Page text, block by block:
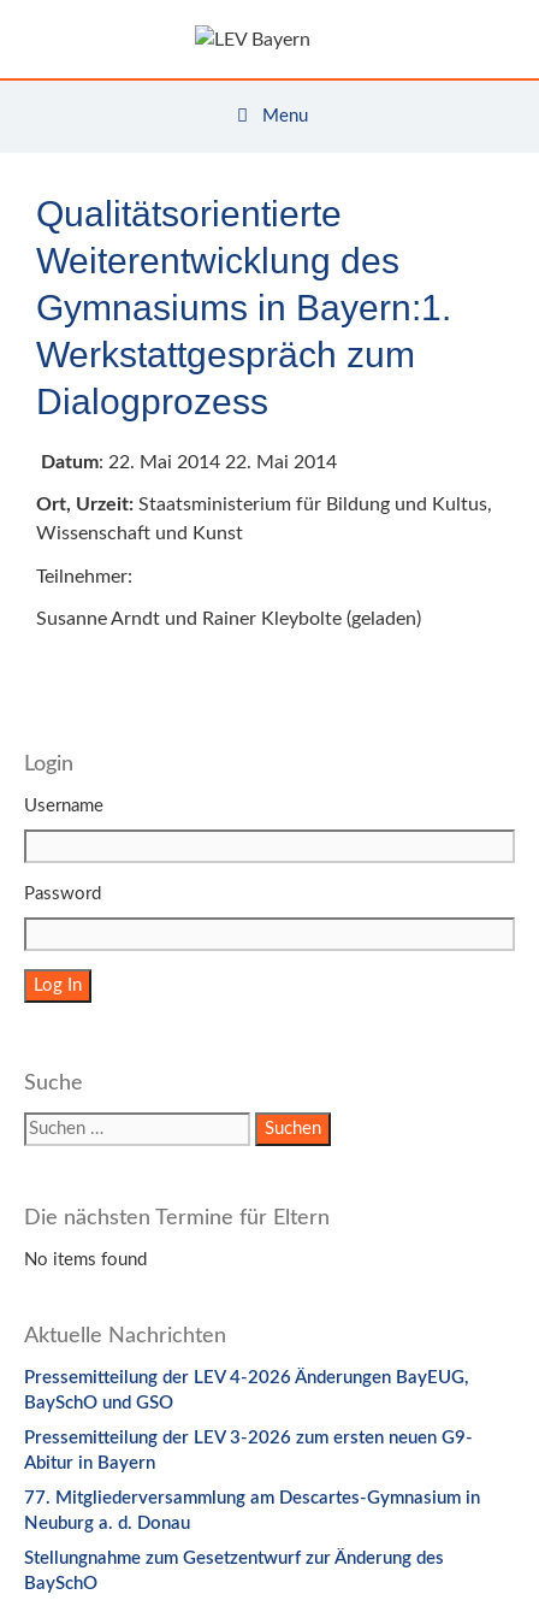
Menu
Qualitätsorientierte
Weiterentwicklung des
Gymnasiums in Bayern:1.
Werkstattgespräch zum
Dialogprozess
Datum: 22. Mai 2014 22. Mai 2014
Ort, Urzeit: Staatsministerium für Bildung und Kultus,
Wissenschaft und Kunst
Teilnehmer:
Susanne Arndt und Rainer Kleybolte (geladen)
Login
Username
Password
Suche
Suchen
nach:
Die nächsten Termine für Eltern
No items found
Aktuelle Nachrichten
Pressemitteilung der LEV 4-2026 Änderungen BayEUG,
BaySchO und GSO
Pressemitteilung der LEV 3-2026 zum ersten neuen G9-
Abitur in Bayern
77. Mitgliederversammlung am Descartes-Gymnasium in
Neuburg a. d. Donau
Stellungnahme zum Gesetzentwurf zur Änderung des
BaySchO